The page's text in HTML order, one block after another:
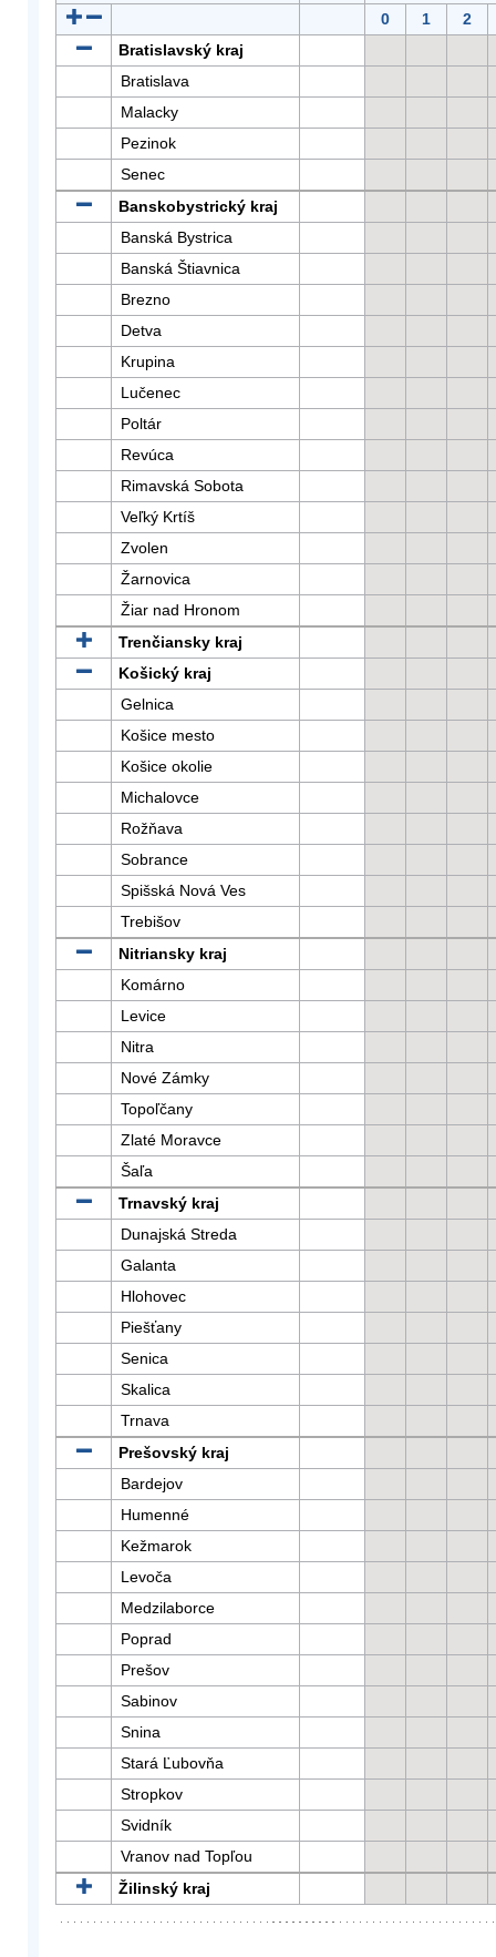
0
1
2
Bratislavský kraj
Bratislava
Malacky
Pezinok
Senec
Banskobystrický kraj
Banská Bystrica
Banská Štiavnica
Brezno
Detva
Krupina
Lučenec
Poltár
Revúca
Rimavská Sobota
Veľký Krtíš
Zvolen
Žarnovica
Žiar nad Hronom
Trenčiansky kraj
Košický kraj
Gelnica
Košice mesto
Košice okolie
Michalovce
Rožňava
Sobrance
Spišská Nová Ves
Trebišov
Nitriansky kraj
Komárno
Levice
Nitra
Nové Zámky
Topoľčany
Zlaté Moravce
Šaľa
Trnavský kraj
Dunajská Streda
Galanta
Hlohovec
Piešťany
Senica
Skalica
Trnava
Prešovský kraj
Bardejov
Humenné
Kežmarok
Levoča
Medzilaborce
Poprad
Prešov
Sabinov
Snina
Stará Ľubovňa
Stropkov
Svidník
Vranov nad Topľou
Žilinský kraj